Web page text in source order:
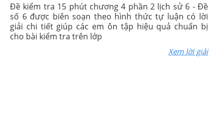
Đề kiểm tra 15 phút chương 4 phần 2 lịch sử 6 - Đề
số 6 được biên soạn theo hình thức tự luận có lời
giải chi tiết giúp các em ôn tập hiệu quả chuẩn bị
cho bài kiểm tra trên lớp
Xem lời giải